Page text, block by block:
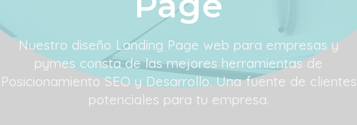
Nuestro diseño Landing Page web para empresas y
pymes consta de las mejores herramientas de
Posicionamiento SEOy Desarrollo. Una fuente de clientes
potenciales para tu empresa.